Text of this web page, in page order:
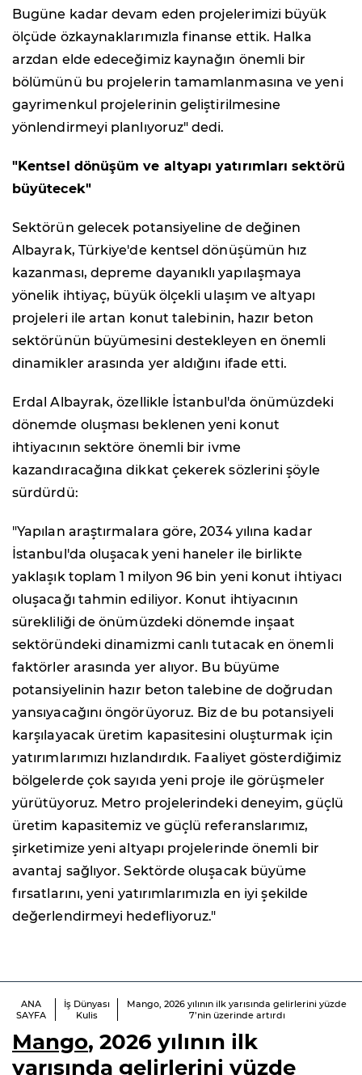
Bugüne kadar devam eden projelerimizi büyük
ölçüde özkaynaklarımızla finanse ettik. Halka
arzdan elde edeceğimiz kaynağın önemli bir
bölümünü bu projelerin tamamlanmasına ve yeni
gayrimenkul projelerinin geliştirilmesine
yönlendirmeyi planlıyoruz" dedi.
"Kentsel dönüşüm ve altyapı yatırımları sektörü
büyütecek"
Sektörün gelecek potansiyeline de değinen
Albayrak, Türkiye'de kentsel dönüşümün hız
kazanması, depreme dayanıklı yapılaşmaya
yönelik ihtiyaç, büyük ölçekli ulaşım ve altyapı
projeleri ile artan konut talebinin, hazır beton
sektörünün büyümesini destekleyen en önemli
dinamikler arasında yer aldığını ifade etti.
Erdal Albayrak, özellikle İstanbul'da önümüzdeki
dönemde oluşması beklenen yeni konut
ihtiyacının sektöre önemli bir ivme
kazandıracağına dikkat çekerek sözlerini şöyle
sürdürdü:
"Yapılan araştırmalara göre, 2034 yılına kadar
İstanbul'da oluşacak yeni haneler ile birlikte
yaklaşık toplam 1 milyon 96 bin yeni konut ihtiyacı
oluşacağı tahmin ediliyor. Konut ihtiyacının
sürekliliği de önümüzdeki dönemde inşaat
sektöründeki dinamizmi canlı tutacak en önemli
faktörler arasında yer alıyor. Bu büyüme
potansiyelinin hazır beton talebine de doğrudan
yansıyacağını öngörüyoruz. Biz de bu potansiyeli
karşılayacak üretim kapasitesini oluşturmak için
yatırımlarımızı hızlandırdık. Faaliyet gösterdiğimiz
bölgelerde çok sayıda yeni proje ile görüşmeler
yürütüyoruz. Metro projelerindeki deneyim, güçlü
üretim kapasitemiz ve güçlü referanslarımız,
şirketimize yeni altyapı projelerinde önemli bir
avantaj sağlıyor. Sektörde oluşacak büyüme
fırsatlarını, yeni yatırımlarımızla en iyi şekilde
değerlendirmeyi hedefliyoruz."
ANA
SAYFA
İş Dünyası
Kulis
Mango, 2026 yılının ilk yarısında gelirlerini yüzde
7’nin üzerinde artırdı
Mango, 2026 yılının ilk
yarısında gelirlerini yüzde